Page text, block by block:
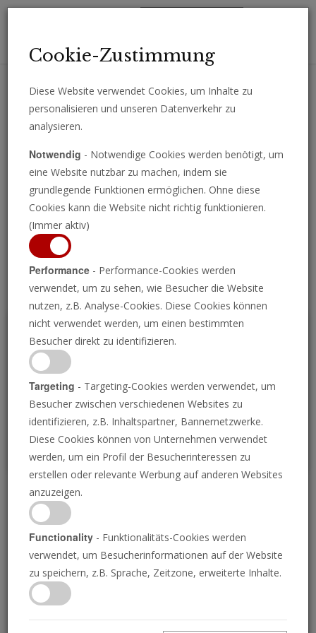
Erhalten Sie wichtige Analysen, Kommentare und Nachrichten
Programm ansehen
P
Wiederbelebung des
Psalters von Tara
28.07.2023 • 25 Minuten
Der Prophet Jeremia sammelte und ordnete die
Psalmen von König David in seinem Buch Der
Cookie-Zustimmung
Diese Website verwendet Cookies, um Inhalte zu
personalisieren und unseren Datenverkehr zu
analysieren.
Notwendig - Notwendige Cookies werden benötigt, um
eine Website nutzbar zu machen, indem sie
grundlegende Funktionen ermöglichen. Ohne diese
Cookies kann die Website nicht richtig funktionieren.
(Immer aktiv)
Performance - Performance-Cookies werden
verwendet, um zu sehen, wie Besucher die Website
nutzen, z.B. Analyse-Cookies. Diese Cookies können
nicht verwendet werden, um einen bestimmten
Besucher direkt zu identifizieren.
Targeting - Targeting-Cookies werden verwendet, um
Besucher zwischen verschiedenen Websites zu
identifizieren, z.B. Inhaltspartner, Bannernetzwerke.
Diese Cookies können von Unternehmen verwendet
werden, um ein Profil der Besucherinteressen zu
erstellen oder relevante Werbung auf anderen Websites
anzuzeigen.
Functionality - Funktionalitäts-Cookies werden
verwendet, um Besucherinformationen auf der Website
zu speichern, z.B. Sprache, Zeitzone, erweiterte Inhalte.